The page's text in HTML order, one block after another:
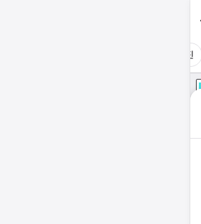
채용 건강검진